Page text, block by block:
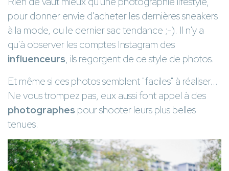
pour donner envie d'acheter les dernières sneakers
à la mode, ou le dernier sac tendance ;-). Il n'y a
qu'à observer les comptes Instagram des
influenceurs, ils regorgent de ce style de photos.
Et même si ces photos semblent "faciles" à réaliser...
Ne vous trompez pas, eux aussi font appel à des
photographes pour shooter leurs plus belles
tenues.